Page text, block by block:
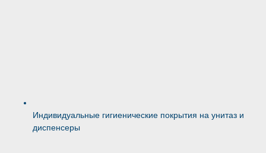
Индивидуальные гигиенические покрытия на унитаз и
диспенсеры